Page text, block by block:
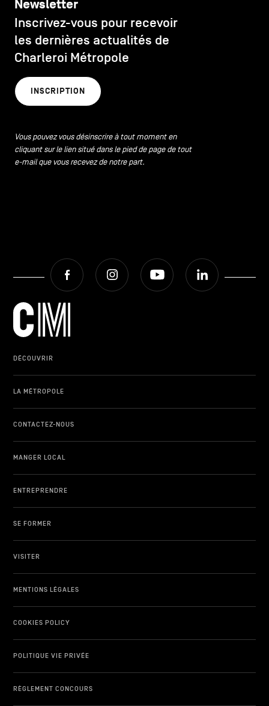
Newsletter
Inscrivez-vous pour recevoir
les dernières actualités de
Charleroi Métropole
INSCRIPTION
Vous pouvez vous désinscrire à tout moment en
cliquant sur le lien situé dans le pied de page de tout
e-mail que vous recevez de notre part.
Facebook Instagram Youtube
DÉCOUVRIR
LA MÉTROPOLE
CONTACTEZ-NOUS
MANGER LOCAL
ENTREPRENDRE
SE FORMER
VISITER
MENTIONS LÉGALES
COOKIES POLICY
POLITIQUE VIE PRIVÉE
RÈGLEMENT CONCOURS